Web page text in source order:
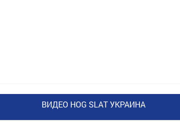
ВИДЕО HOG SLAT УКРАИНА